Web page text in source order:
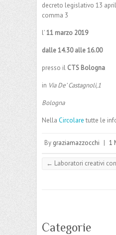
decreto legislativo 13
comma 3
l’11 marzo 2019
dalle 14.30 alle 16.00
presso il CTS Bologna
in Via De’ Castagnoli,1
Bologna
Nella Circolare tutte le
By graziamazzocchi | 1
← Laboratori creativi
Categorie